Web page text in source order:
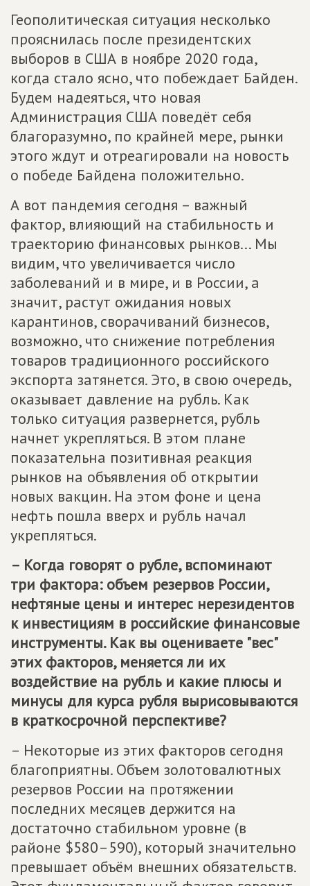
Геополитическая ситуация несколько
прояснилась после президентских
выборов в США в ноябре 2020 года,
когда стало ясно, что побеждает Байден.
Будем надеяться, что новая
Администрация США поведёт себя
благоразумно, по крайней мере, рынки
этого ждут и отреагировали на новость
о победе Байдена положительно.
А вот пандемия сегодня – важный
фактор, влияющий на стабильность и
траекторию финансовых рынков... Мы
видим, что увеличивается число
заболеваний и в мире, и в России, а
значит, растут ожидания новых
карантинов, сворачиваний бизнесов,
возможно, что снижение потребления
товаров традиционного российского
экспорта затянется. Это, в свою очередь,
оказывает давление на рубль. Как
только ситуация развернется, рубль
начнет укрепляться. В этом плане
показательна позитивная реакция
рынков на объявления об открытии
новых вакцин. На этом фоне и цена
нефть пошла вверх и рубль начал
укрепляться.
– Когда говорят о рубле, вспоминают
три фактора: объем резервов России,
нефтяные цены и интерес нерезидентов
к инвестициям в российские финансовые
инструменты. Как вы оцениваете "вес"
этих факторов, меняется ли их
воздействие на рубль и какие плюсы и
минусы для курса рубля вырисовываются
в краткосрочной перспективе?
– Некоторые из этих факторов сегодня
благоприятны. Объем золотовалютных
резервов России на протяжении
последних месяцев держится на
достаточно стабильном уровне (в
районе $580–590), который значительно
превышает объём внешних обязательств.